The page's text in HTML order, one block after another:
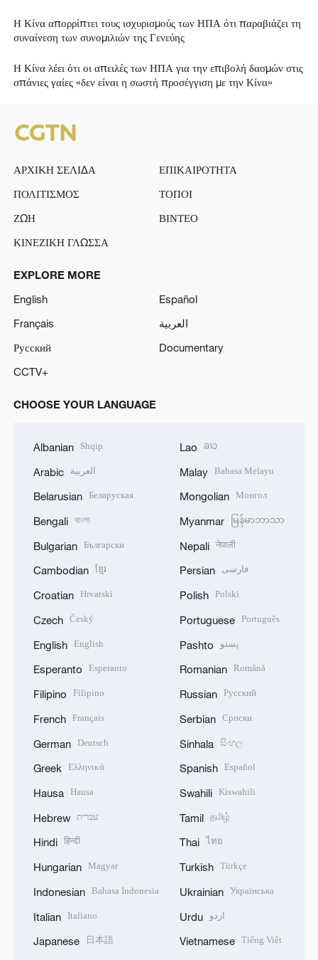
Η Κίνα απορρίπτει τους ισχυρισμούς των ΗΠΑ ότι παραβιάζει τη
συναίνεση των συνομιλιών της Γενεύης
Η Κίνα λέει ότι οι απειλές των ΗΠΑ για την επιβολή δασμών στις
σπάνιες γαίες «δεν είναι η σωστή προσέγγιση με την Κίνα»
ΑΡΧΙΚΗ ΣΕΛΙΔΑ
ΕΠΙΚΑΙΡΟΤΗΤΑ
ΠΟΛΙΤΙΣΜΟΣ
ΤΟΠΟΙ
ΖΩΗ
ΒΙΝΤΕΟ
ΚΙΝΕΖΙΚΗ ΓΛΩΣΣΑ
EXPLORE MORE
English
Español
Français
العربية
Русский
Documentary
CCTV+
CHOOSE YOUR LANGUAGE
Albanian Shqip
Arabic العربية
Belarusian Беларуская
Bengali বাংলা
Bulgarian Български
Cambodian ខ្មែរ
Croatian Hrvatski
Czech Český
English English
Esperanto Esperanto
Filipino Filipino
French Français
German Deutsch
Greek Ελληνικά
Hausa Hausa
Hebrew עברית
Hindi हिन्दी
Hungarian Magyar
Indonesian Bahasa Indonesia
Italian Italiano
Japanese 日本語
Lao ລາວ
Malay Bahasa Melayu
Mongolian Монгол
Myanmar မြန်မာဘာသာ
Nepali नेपाली
Persian فارسی
Polish Polski
Portuguese Português
Pashto پښتو
Romanian Română
Russian Русский
Serbian Српски
Sinhala සිංහල
Spanish Español
Swahili Kiswahili
Tamil தமிழ்
Thai ไทย
Turkish Türkçe
Ukrainian Українська
Urdu اردو
Vietnamese Tiếng Việt